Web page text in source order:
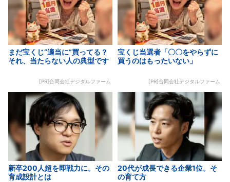
まだ宝くじ“適当に”買ってる？
それ、当たらない人の典型です
[PR]合同会社デジタルファーム
宝くじ当選者「〇〇をやらずに
買うのはもったいない」
[PR]合同会社デジタルファーム
新卒200人超を即戦力に。その
育成設計とは
20代が成長できる企業1位。そ
の育て方